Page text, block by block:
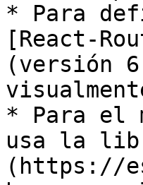
* Para
[React-
(versión
* Para el
usa la
(https://